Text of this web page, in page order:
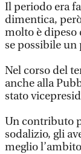
Il periodo era
dimentica,
molto è dipeso
se possibile
Nel corso del
anche alla
stato
Un contributo
sodalizio, gli
meglio